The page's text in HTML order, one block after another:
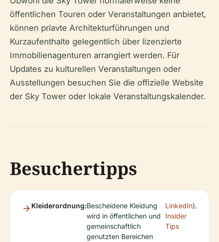
öffentlichen Touren oder Veranstaltungen anbietet,
können priavte Architekturführungen und
Kurzaufenthalte gelegentlich über lizenzierte
Immobilienagenturen arrangiert werden. Für
Updates zu kulturellen Veranstaltungen oder
Ausstellungen besuchen Sie die offizielle Website
der Sky Tower oder lokale Veranstaltungskalender.
Besuchertipps
Kleiderordnung:Bescheidene Kleidung
wird in öffentlichen und
gemeinschaftlich
genutzten Bereichen
LinkedIn
Insider
Tips
).